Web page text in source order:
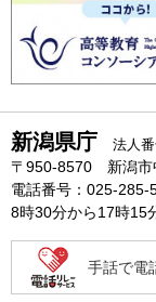
新潟県庁 法人
〒950-8570 新潟市
電話番号：025-285-
8時30分から17時15
手話で電